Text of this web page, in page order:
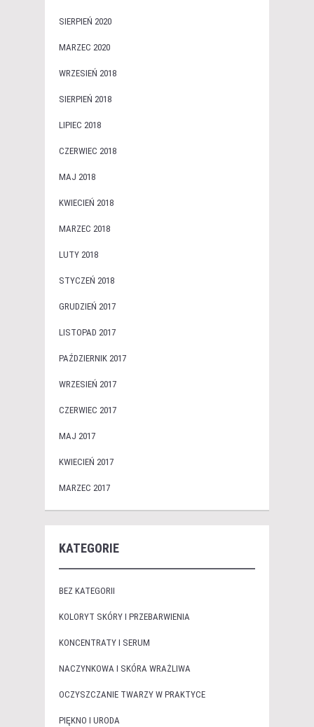
SIERPIEŃ 2020
MARZEC 2020
WRZESIEŃ 2018
SIERPIEŃ 2018
LIPIEC 2018
CZERWIEC 2018
MAJ 2018
KWIECIEŃ 2018
MARZEC 2018
LUTY 2018
STYCZEŃ 2018
GRUDZIEŃ 2017
LISTOPAD 2017
PAŹDZIERNIK 2017
WRZESIEŃ 2017
CZERWIEC 2017
MAJ 2017
KWIECIEŃ 2017
MARZEC 2017
KATEGORIE
BEZ KATEGORII
KOLORYT SKÓRY I PRZEBARWIENIA
KONCENTRATY I SERUM
NACZYNKOWA I SKÓRA WRAŻLIWA
OCZYSZCZANIE TWARZY W PRAKTYCE
PIĘKNO I URODA